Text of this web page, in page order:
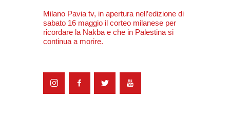
Milano Pavia tv, in apertura nell’edizione di
sabato 16 maggio il corteo milanese per
ricordare la Nakba e che in Palestina si
continua a morire.